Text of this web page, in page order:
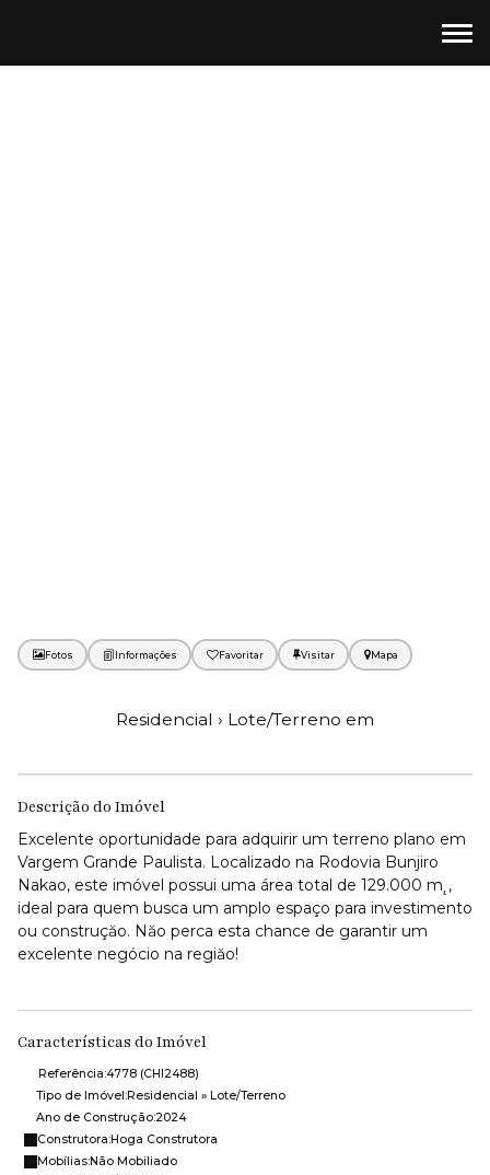
Fotos Favoritar Mapa
Residencial › Lote/Terreno em
Descrição do Imóvel
Excelente oportunidade para adquirir um terreno plano em
Vargem Grande Paulista. Localizado na Rodovia Bunjiro
Nakao, este imóvel possui uma área total de 129.000 m˛,
ideal para quem busca um amplo espaço para investimento
ou construçăo. Năo perca esta chance de garantir um
excelente negócio na regiăo!
Características do Imóvel
Referência:4778 (CHI2488)
Tipo de Imóvel:Residencial » Lote/Terreno
Ano de Construção:2024
Construtora:Hoga Construtora
Mobílias:Não Mobiliado